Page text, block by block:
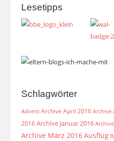
Lesetipps
Schlagwörter
Advent Archive April 2016 Archive
2016 Archive Januar 2016
Archive März 2016Ausflug